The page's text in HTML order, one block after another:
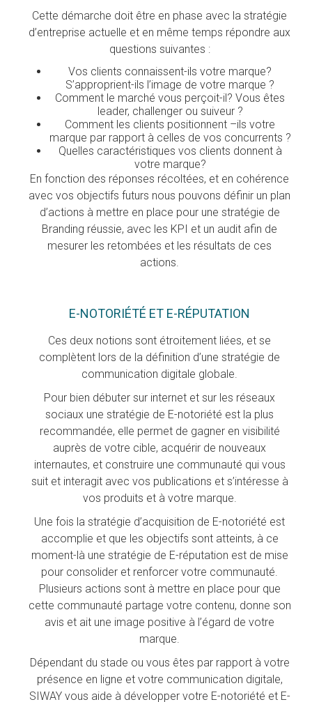
Cette démarche doit être en phase avec la stratégie
d’entreprise actuelle et en même temps répondre aux
questions suivantes :
Vos clients connaissent-ils votre marque?
S’approprient-ils l’image de votre marque ?
Comment le marché vous perçoit-il? Vous êtes
leader, challenger ou suiveur ?
Comment les clients positionnent –ils votre
marque par rapport à celles de vos concurrents ?
Quelles caractéristiques vos clients donnent à
votre marque?
En fonction des réponses récoltées, et en cohérence
avec vos objectifs futurs nous pouvons définir un plan
d’actions à mettre en place pour une stratégie de
Branding réussie, avec les KPI et un audit afin de
mesurer les retombées et les résultats de ces
actions.
E-NOTORIÉTÉ ET E-RÉPUTATION
Ces deux notions sont étroitement liées, et se
complètent lors de la définition d’une stratégie de
communication digitale globale.
Pour bien débuter sur internet et sur les réseaux
sociaux une stratégie de E-notoriété est la plus
recommandée, elle permet de gagner en visibilité
auprès de votre cible, acquérir de nouveaux
internautes, et construire une communauté qui vous
suit et interagit avec vos publications et s’intéresse à
vos produits et à votre marque.
Une fois la stratégie d’acquisition de E-notoriété est
accomplie et que les objectifs sont atteints, à ce
moment-là une stratégie de E-réputation est de mise
pour consolider et renforcer votre communauté.
Plusieurs actions sont à mettre en place pour que
cette communauté partage votre contenu, donne son
avis et ait une image positive à l’égard de votre
marque.
Dépendant du stade ou vous êtes par rapport à votre
présence en ligne et votre communication digitale,
SIWAY vous aide à développer votre E-notoriété et E-